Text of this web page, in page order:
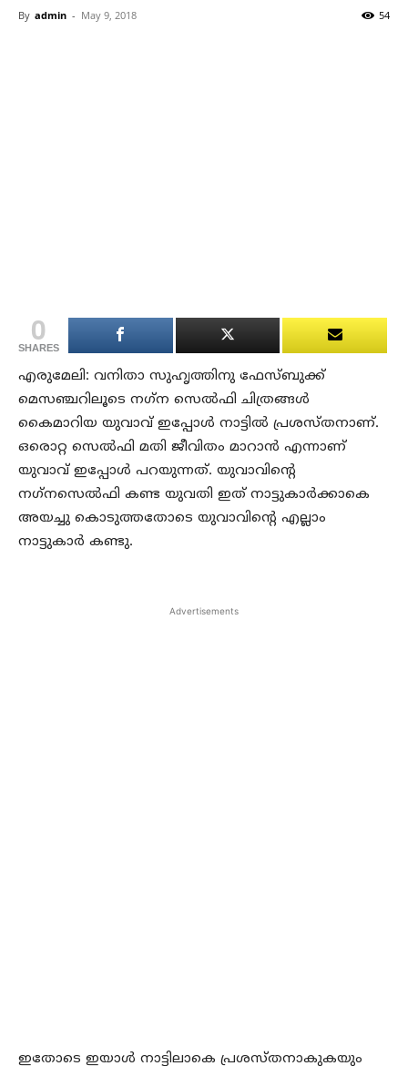
By admin - May 9, 2018 54
0
SHARES
എരുമേലി: വനിതാ സുഹൃത്തിനു ഫേസ്ബുക്ക്
മെസഞ്ചറിലൂടെ നഗ്‌ന സെല്‍ഫി ചിത്രങ്ങള്‍
കൈമാറിയ യുവാവ് ഇപ്പോള്‍ നാട്ടില്‍ പ്രശസ്തനാണ്.
ഒരൊറ്റ സെല്‍ഫി മതി ജീവിതം മാറാന്‍ എന്നാണ്
യുവാവ് ഇപ്പോള്‍ പറയുന്നത്. യുവാവിന്റെ
നഗ്‌നസെല്‍ഫി കണ്ട യുവതി ഇത് നാട്ടുകാര്‍ക്കാകെ
അയച്ചു കൊടുത്തതോടെ യുവാവിന്റെ എല്ലാം
നാട്ടുകാര്‍ കണ്ടു.
Advertisements
ഇതോടെ ഇയാള്‍ നാട്ടിലാകെ പ്രശസ്തനാകുകയും